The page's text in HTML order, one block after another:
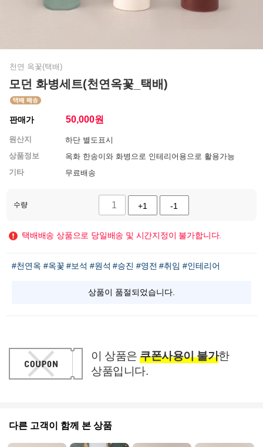
천연 옥꽃(택배)
모던 화병세트(천연옥꽃_택배)
판매가 50,000원
원산지
하단 별도표시
상품정보
옥화 한송이와 화병으로 인테리어용으로 활용가능
기타
무료배송
수량 +1 -1
택배배송 상품으로 당일배송 및 시간지정이 불가합니다.
#천연옥 #옥꽃 #보석 #원석 #승진 #영전 #취임 #인테리어
상품이 품절되었습니다.
이 상품은 쿠폰사용이 불가한
상품입니다.
다른 고객이 함께 본 상품